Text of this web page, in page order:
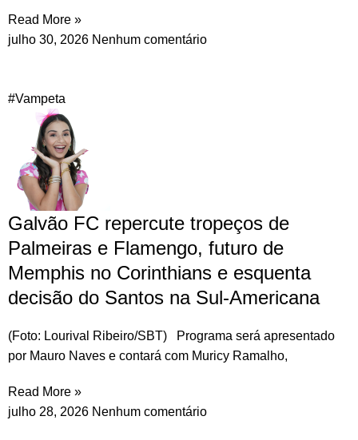
Read More »
julho 30, 2026 Nenhum comentário
#Vampeta
Galvão FC repercute tropeços de
Palmeiras e Flamengo, futuro de
Memphis no Corinthians e esquenta
decisão do Santos na Sul-Americana
(Foto: Lourival Ribeiro/SBT) Programa será apresentado
por Mauro Naves e contará com Muricy Ramalho,
Read More »
julho 28, 2026 Nenhum comentário